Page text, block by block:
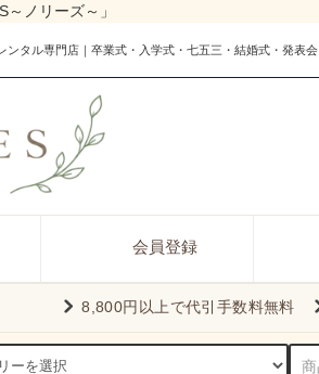
ノリーズ～」
ンタル専門店｜卒業式・入学式・七五三・結婚式・発表会
会員登録
8,800円以上で代引手数料無料